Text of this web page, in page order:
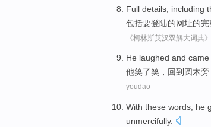
Full details including
包括要登陆的网址的
《柯林斯英汉双解大词典》
He laughed and
他笑了笑 ， 回到 圆木旁
youdao
With these words , he
unmercifully.